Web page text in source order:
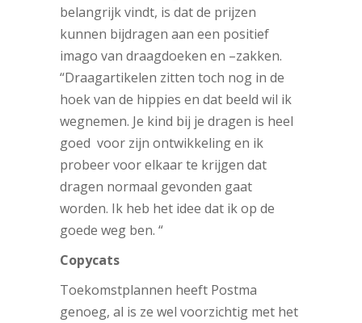
belangrijk vindt, is dat de prijzen
kunnen bijdragen aan een positief
imago van draagdoeken en –zakken.
“Draagartikelen zitten toch nog in de
hoek van de hippies en dat beeld wil ik
wegnemen. Je kind bij je dragen is heel
goed voor zijn ontwikkeling en ik
probeer voor elkaar te krijgen dat
dragen normaal gevonden gaat
worden. Ik heb het idee dat ik op de
goede weg ben. “
Copycats
Toekomstplannen heeft Postma
genoeg, al is ze wel voorzichtig met het